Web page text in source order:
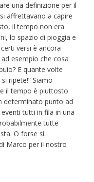
una definizione per il
affrettavano a capire
il tempo non era
lo spazio di pioggia e
versi è ancora
esempio che cosa
E quante volte
ripete!” Siamo
il tempo è piuttosto
determinato punto ad
tutti in fila in una
tutte
O forse sì.
Marco per il nostro